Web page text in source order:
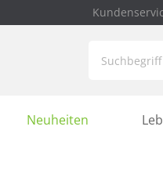
Neuheiten